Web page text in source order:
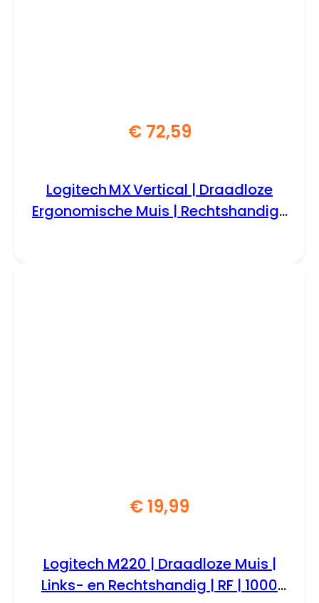
€72,59
Logitech MX Vertical | Draadloze
Ergonomische Muis | Rechtshandig |
€19,99
Logitech M220 | Draadloze Muis |
Links- en Rechtshandig | RF | 1000